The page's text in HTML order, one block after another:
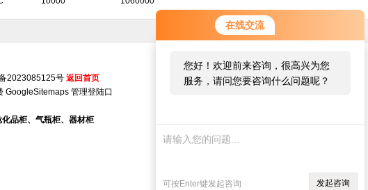
在线交流
您好！欢迎前来咨询，很高兴为您
服务，请问您要咨询什么问题呢？
可按Enter键发起咨询 发起咨询
2023085125号 返回首页
GoogleSitemaps 管理登陆口
品柜、气瓶柜、器材柜